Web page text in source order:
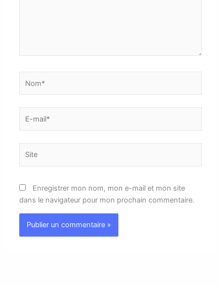
mail*
Enregistrer mon nom, mon e-mail et mon site
dans le navigateur pour mon prochain commentaire.